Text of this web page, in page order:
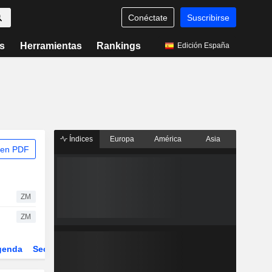
Conéctate Suscribirse
Herramientas Rankings Edición España
PDF
ZM
ZM
Sector
Índices Europa América Asia